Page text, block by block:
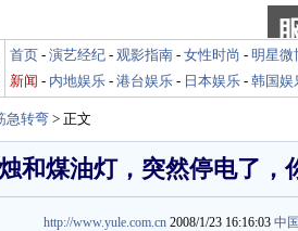
首页 - 演艺经纪 - 观影指南 - 女性时尚 - 明星微
新闻 - 内地娱乐 - 港台娱乐 - 日本娱乐 - 韩国娱
急转弯 > 正文
和煤油灯，突然停电了，
http://www.yule.com.cn 2008/1/23 16:16:03 中